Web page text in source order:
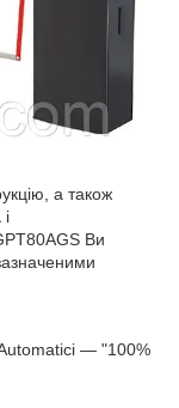
а також
і
Ви
— "100%